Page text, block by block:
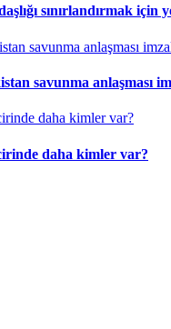
sınırlandırmak için
savunma anlaşması
daha kimler var?